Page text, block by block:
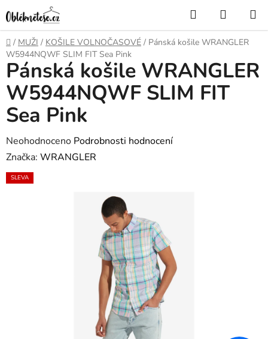
na
obsah
Hledat
KOŠÍK
Domů
/ MUŽI / KOŠILE VOLNOČASOVÉ / Pánská košile WRANGLER
W5944NQWF SLIM FIT Sea Pink
Pánská košile WRANGLER
W5944NQWF SLIM FIT
Sea Pink
Průměrné
hodnocení
produktu
Neohodnoceno Podrobnosti hodnocení
Značka: WRANGLER
SLEVA